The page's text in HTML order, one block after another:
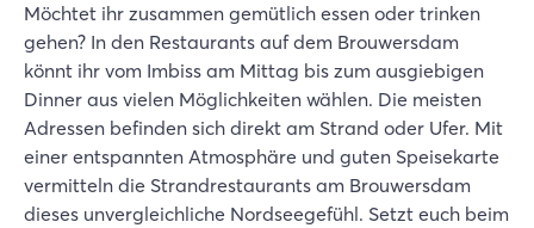
Möchtet ihr zusammen gemütlich essen oder trinken
gehen? In den Restaurants auf dem Brouwersdam
könnt ihr vom Imbiss am Mittag bis zum ausgiebigen
Dinner aus vielen Möglichkeiten wählen. Die meisten
Adressen befinden sich direkt am Strand oder Ufer. Mit
einer entspannten Atmosphäre und guten Speisekarte
vermitteln die Strandrestaurants am Brouwersdam
dieses unvergleichliche Nordseegefühl. Setzt euch beim